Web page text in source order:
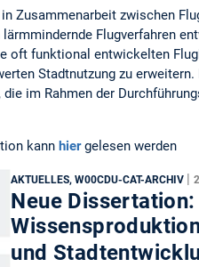
Zusammenarbeit zwischen
Flugverfahren
oft funktional entwickelten
Stadtnutzung zu
im Rahmen der
kann hiergelesen werden
AKTUELLES, W00CDU-CAT-ARCHIV |
Neue
und